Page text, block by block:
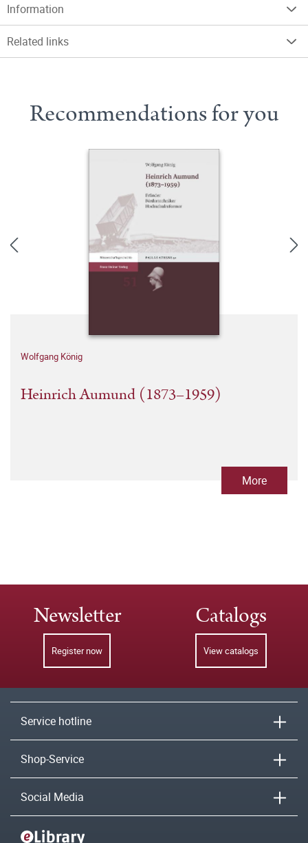
Information
Related links
Recommendations for you
Wolfgang König
Heinrich Aumund (1873–1959)
More
Newsletter
Register now
Catalogs
View catalogs
Service hotline
Shop-Service
Social Media